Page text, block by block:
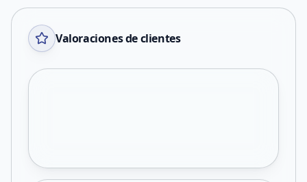
Valoraciones de clientes